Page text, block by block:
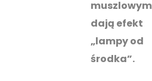
muszlowym
dają efekt
„lampy od
środka”.